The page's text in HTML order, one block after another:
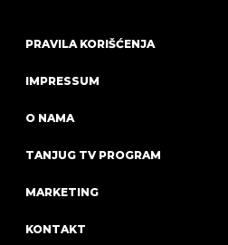
PRAVILA KORIŠĆENJA
IMPRESSUM
O NAMA
TANJUG TV PROGRAM
MARKETING
KONTAKT